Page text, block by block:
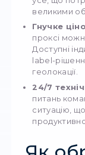
·
4G LTE
ваша
та